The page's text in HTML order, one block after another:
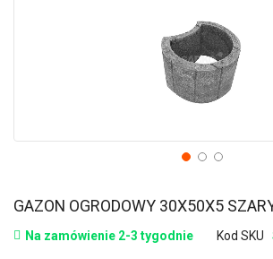
GAZON OGRODOWY 30X50X5
Na zamówienie 2-3 tygodnie Kod SKU